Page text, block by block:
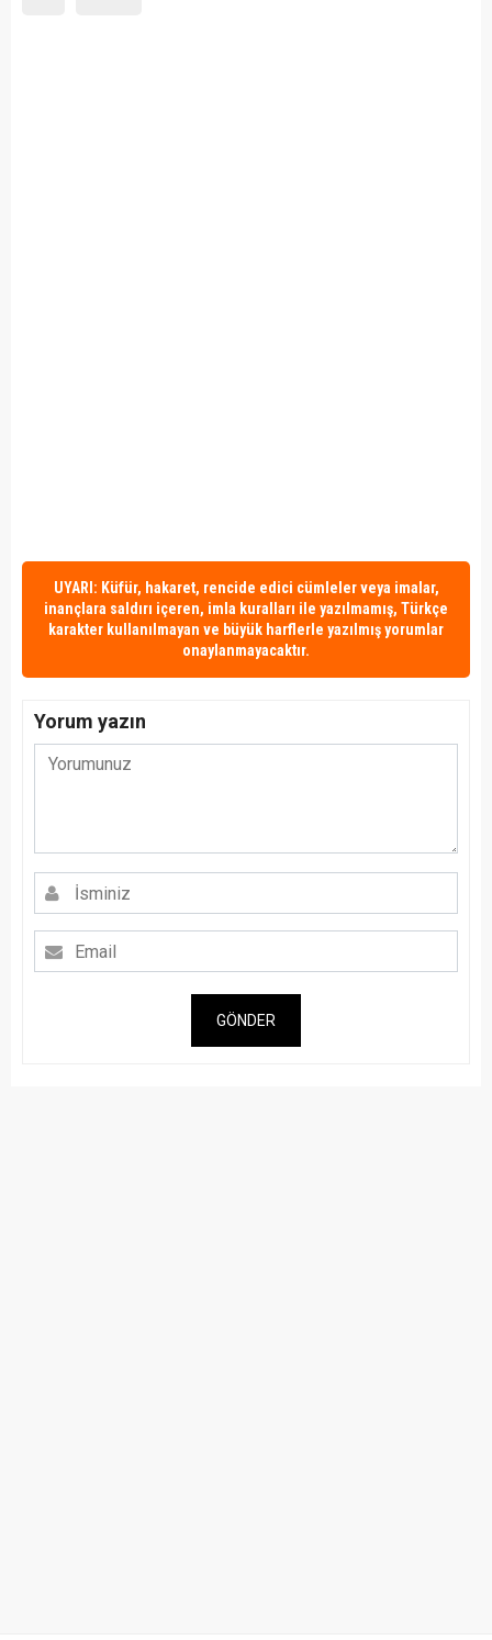
UYARI: Küfür, hakaret, rencide edici cümleler veya imalar,
inançlara saldırı içeren, imla kuralları ile yazılmamış, Türkçe
karakter kullanılmayan ve büyük harflerle yazılmış yorumlar
onaylanmayacaktır.
Yorum yazın
GÖNDER